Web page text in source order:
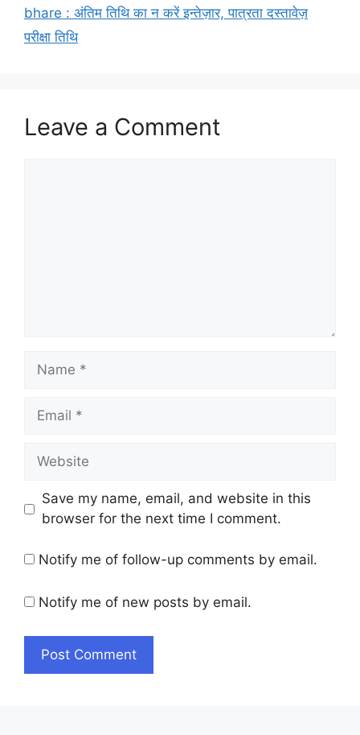
bhare : अंतिम तिथि का न करें इन्तेज़ार, पात्रता दस्तावेज़
परीक्षा तिथि
Leave a Comment
Name
Email
Website
Save my name, email, and website in this
browser for the next time I comment.
Notify me of follow-up comments by email.
Notify me of new posts by email.